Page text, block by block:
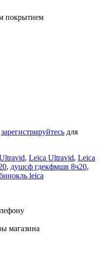
покрытием
зарегистрируйтесь для
, Leica Ultravid, Leica
, душсф гдекфмшв 8ч20,
leica
магазина